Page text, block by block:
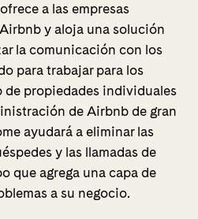
a las empresas
y aloja una solución
la comunicación con los
para trabajar para los
propiedades individuales
de Airbnb de gran
ayudará a eliminar las
y las llamadas de
que agrega una capa de
a su negocio.